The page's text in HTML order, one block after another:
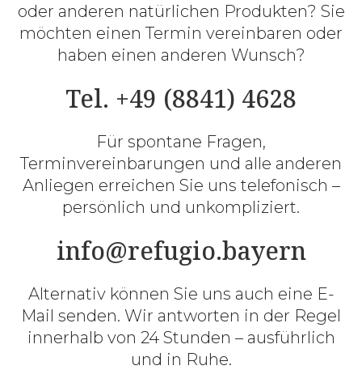
oder anderen natürlichen Produkten? Sie
möchten einen Termin vereinbaren oder
haben einen anderen Wunsch?
Tel. +49 (8841) 4628
Für spontane Fragen,
Terminvereinbarungen und alle anderen
Anliegen erreichen Sie uns telefonisch –
persönlich und unkompliziert.
info@refugio.bayern
Alternativ können Sie uns auch eine E-
Mail senden. Wir antworten in der Regel
innerhalb von 24 Stunden – ausführlich
und in Ruhe.